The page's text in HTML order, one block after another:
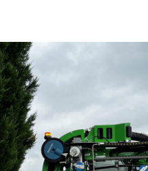
als
STREET TO
Ein völlig neues
grabenlosen
Bereich Rohr-